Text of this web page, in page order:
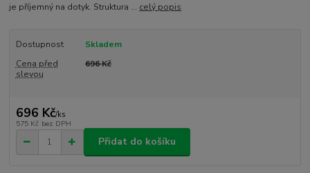
je příjemný na dotyk. Struktura ... celý popis
Dostupnost
Skladem
Cena před
slevou
696 Kč
696 Kč/ks
575 Kč bez DPH
Přidat do košíku